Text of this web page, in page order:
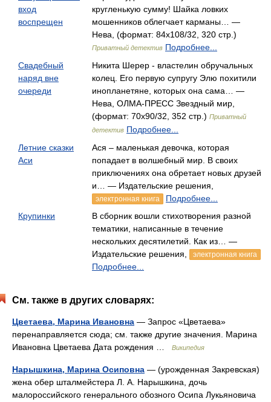
вход
воспрещен
кругленькую сумму! Шайка ловких
мошенников облегчает карманы… —
Нева, (формат: 84x108/32, 320 стр.)
Приватный детектив Подробнее...
Свадебный
наряд вне
очереди
Никита Шерер - властелин обручальных
колец. Его первую супругу Элю похитили
инопланетяне, которых она сама… —
Нева, ОЛМА-ПРЕСС Звездный мир,
(формат: 70x90/32, 352 стр.) Приватный
детектив Подробнее...
Летние сказки
Аси
Ася – маленькая девочка, которая
попадает в волшебный мир. В своих
приключениях она обретает новых друзей
и… — Издательские решения,
электронная книга
Подробнее...
Крупинки
В сборник вошли стихотворения разной
тематики, написанные в течение
нескольких десятилетий. Как из… —
Издательские решения,
электронная книга
Подробнее...
См. также в других словарях:
Цветаева, Марина Ивановна — Запрос «Цветаева»
перенаправляется сюда; см. также другие значения. Марина
Ивановна Цветаева Дата рождения …
Википедия
Нарышкина, Марина Осиповна — (урожденная Закревская)
жена обер шталмейстера Л. А. Нарышкина, дочь
малороссийского генерального обозного Осипа Лукьяновича